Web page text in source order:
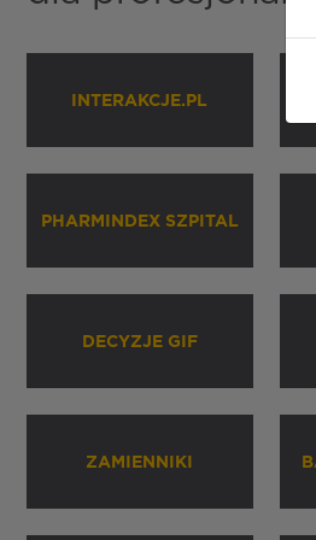
INTERAKCJE.PL
PHARMINDEX SZPITAL
DECYZJE GIF
ZAMIENNIKI